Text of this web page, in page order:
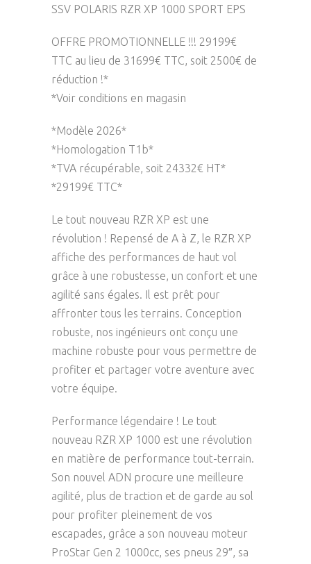
SSV POLARIS RZR XP 1000 SPORT EPS
OFFRE PROMOTIONNELLE !!! 29199€
TTC au lieu de 31699€ TTC, soit 2500€ de
réduction !*
*Voir conditions en magasin
*Modèle 2026*
*Homologation T1b*
*TVA récupérable, soit 24332€ HT*
*29199€ TTC*
Le tout nouveau RZR XP est une
révolution ! Repensé de A à Z, le RZR XP
affiche des performances de haut vol
grâce à une robustesse, un confort et une
agilité sans égales. Il est prêt pour
affronter tous les terrains. Conception
robuste, nos ingénieurs ont conçu une
machine robuste pour vous permettre de
profiter et partager votre aventure avec
votre équipe.
Performance légendaire ! Le tout
nouveau RZR XP 1000 est une révolution
en matière de performance tout-terrain.
Son nouvel ADN procure une meilleure
agilité, plus de traction et de garde au sol
pour profiter pleinement de vos
escapades, grâce a son nouveau moteur
ProStar Gen 2 1000cc, ses pneus 29″, sa